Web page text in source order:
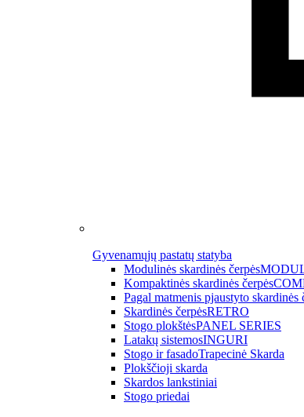
Gyvenamųjų pastatų statyba
Modulinės skardinės čerpės
Kompaktinės skardinės čerpės
Pagal matmenis pjaustyto skardinės
Skardinės čerpėsRETRO
Stogo plokštėsPANEL SERIES
Latakų sistemosINGURI
Stogo ir fasadoTrapecinė Skarda
Plokščioji skarda
Skardos lankstiniai
Stogo priedai